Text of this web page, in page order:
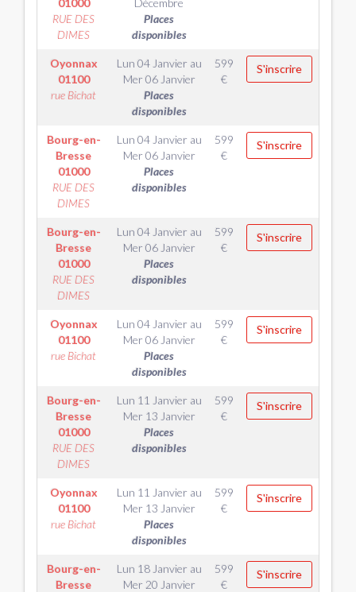
01000
RUE DES
DIMES
Décembre
Places
disponibles
Oyonnax
01100
rue Bichat
Lun 04 Janvier au
Mer 06 Janvier
Places
disponibles
599
€
S'inscrire
Bourg-en-
Bresse
01000
RUE DES
DIMES
Lun 04 Janvier au
Mer 06 Janvier
Places
disponibles
599
€
S'inscrire
Bourg-en-
Bresse
01000
RUE DES
DIMES
Lun 04 Janvier au
Mer 06 Janvier
Places
disponibles
599
€
S'inscrire
Oyonnax
01100
rue Bichat
Lun 04 Janvier au
Mer 06 Janvier
Places
disponibles
599
€
S'inscrire
Bourg-en-
Bresse
01000
RUE DES
DIMES
Lun 11 Janvier au
Mer 13 Janvier
Places
disponibles
599
€
S'inscrire
Oyonnax
01100
rue Bichat
Lun 11 Janvier au
Mer 13 Janvier
Places
disponibles
599
€
S'inscrire
Bourg-en-
Bresse
Lun 18 Janvier au
Mer 20 Janvier
599
€
S'inscrire